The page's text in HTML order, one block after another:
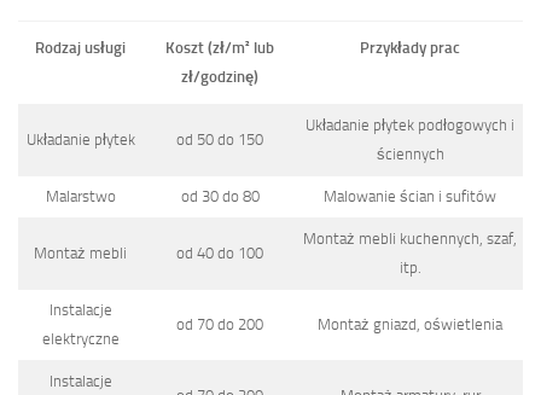
Rodzaj usługi
Koszt (zł/m² lub
zł/godzinę)
Przykłady prac
Układanie płytek od 50 do 150
Układanie płytek podłogowych i
ściennych
Malarstwo od 30 do 80 Malowanie ścian i sufitów
Montaż mebli od 40 do 100
Montaż mebli kuchennych, szaf,
itp.
Instalacje
elektryczne
od 70 do 200 Montaż gniazd, oświetlenia
Instalacje